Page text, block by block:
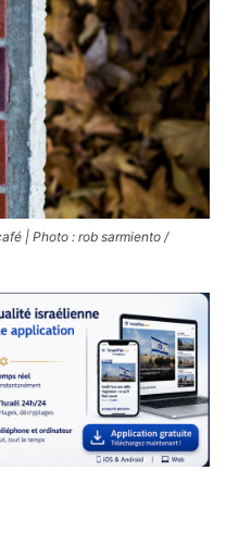
| Photo : rob sarmiento /